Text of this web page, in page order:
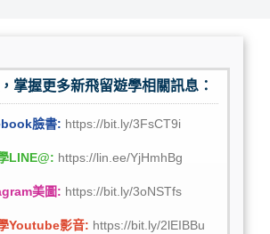
掌握更多新飛留遊學相關訊息：
臉書: https://bit.ly/3FsCT9i
LINE@: https://lin.ee/YjHmhBg
美圖: https://bit.ly/3oNSTfs
Youtube影音: https://bit.ly/2lEIBBu